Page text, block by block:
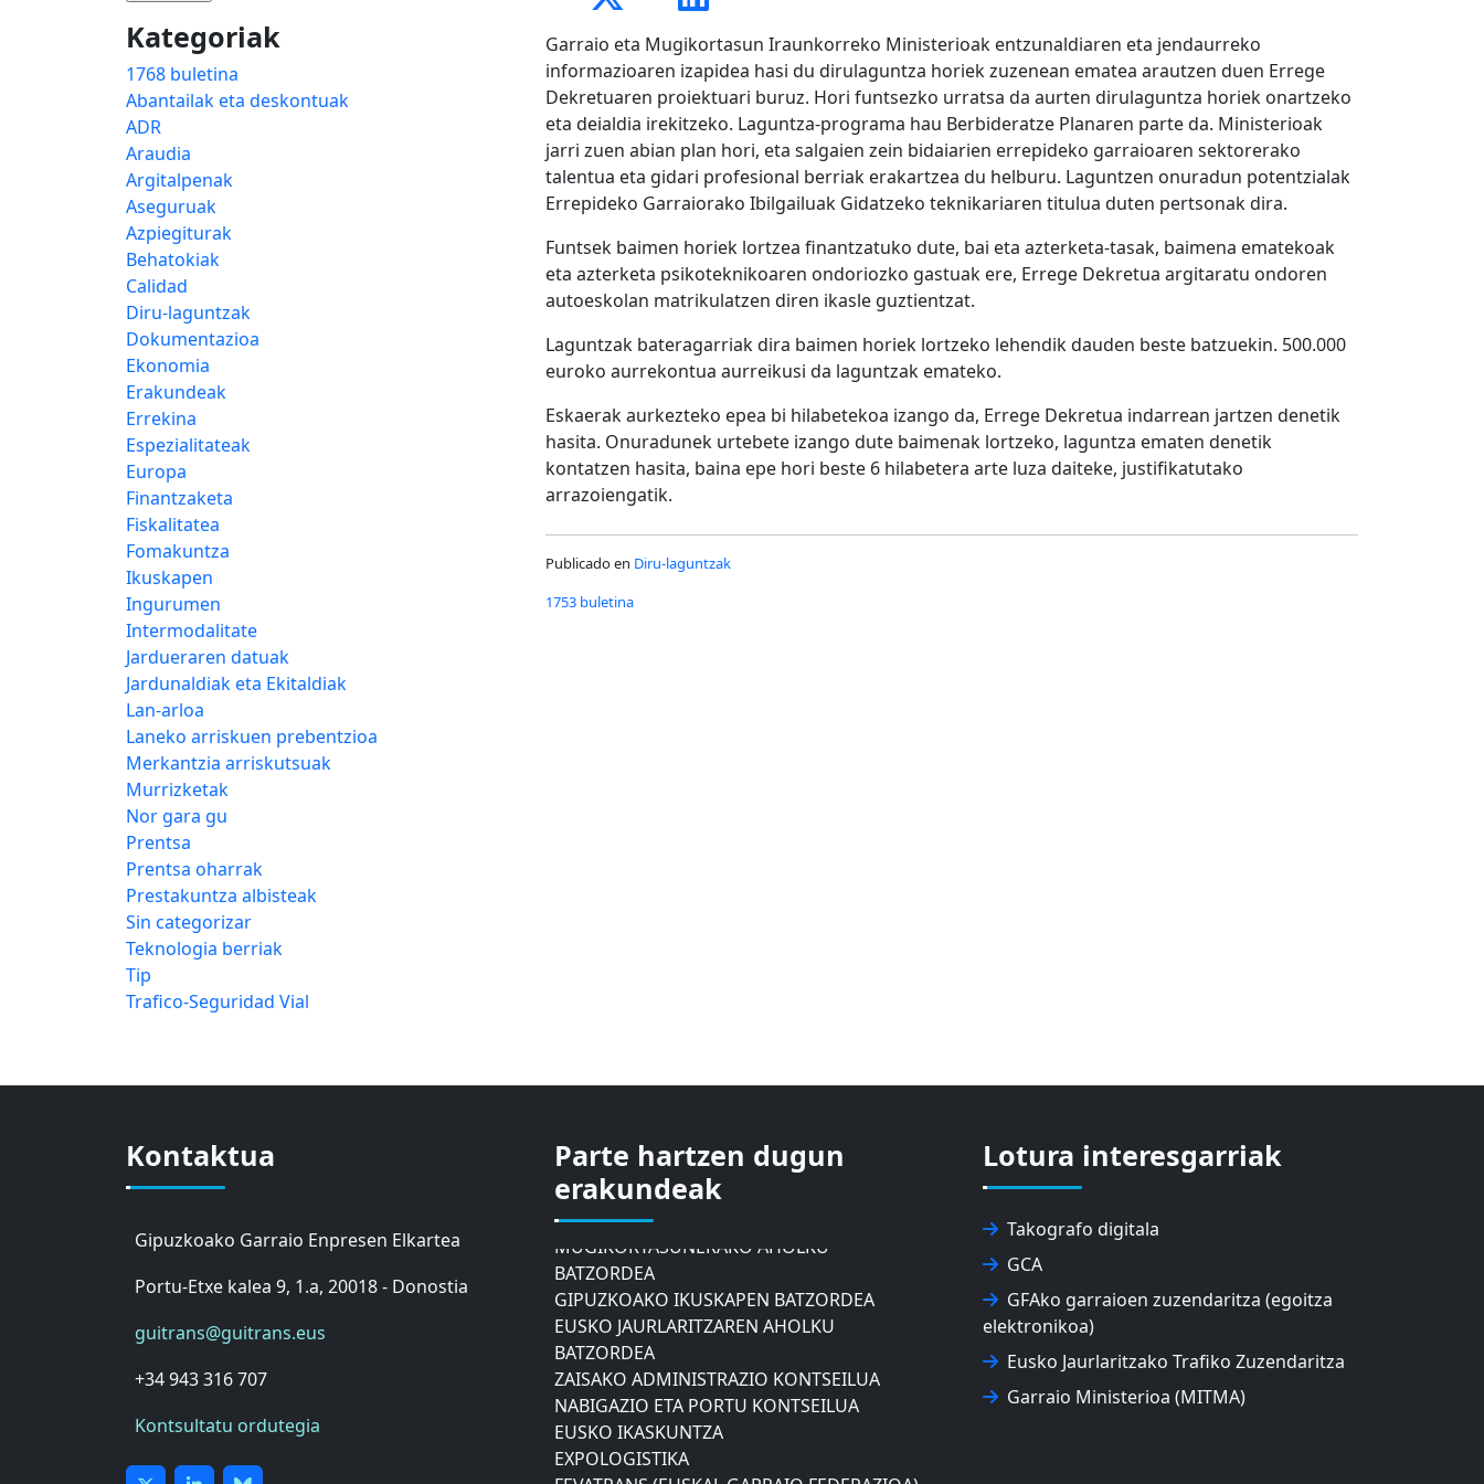
Garraio eta Mugikortasun Iraunkorreko Ministerioak entzunaldiaren eta jendaurreko
informazioaren izapidea hasi du dirulaguntza horiek zuzenean ematea arautzen duen Errege
Dekretuaren proiektuari buruz. Hori funtsezko urratsa da aurten dirulaguntza horiek onartzeko
eta deialdia irekitzeko. Laguntza-programa hau Berbideratze Planaren parte da. Ministerioak
jarri zuen abian plan hori, eta salgaien zein bidaiarien errepideko garraioaren sektorerako
talentua eta gidari profesional berriak erakartzea du helburu. Laguntzen onuradun potentzialak
Errepideko Garraiorako Ibilgailuak Gidatzeko teknikariaren titulua duten pertsonak dira.
Funtsek baimen horiek lortzea finantzatuko dute, bai eta azterketa-tasak, baimena ematekoak
eta azterketa psikoteknikoaren ondoriozko gastuak ere, Errege Dekretua argitaratu ondoren
autoeskolan matrikulatzen diren ikasle guztientzat.
Laguntzak bateragarriak dira baimen horiek lortzeko lehendik dauden beste batzuekin. 500.000
euroko aurrekontua aurreikusi da laguntzak emateko.
Eskaerak aurkezteko epea bi hilabetekoa izango da, Errege Dekretua indarrean jartzen denetik
hasita. Onuradunek urtebete izango dute baimenak lortzeko, laguntza ematen denetik
kontatzen hasita, baina epe hori beste 6 hilabetera arte luza daiteke, justifikatutako
arrazoiengatik.
Publicado en Diru-laguntzak
1753 buletina
Kategoriak
1768 buletina
Abantailak eta deskontuak
ADR
Araudia
Argitalpenak
Aseguruak
Azpiegiturak
Behatokiak
Calidad
Diru-laguntzak
Dokumentazioa
Ekonomia
Erakundeak
Errekina
Espezialitateak
Europa
Finantzaketa
Fiskalitatea
Fomakuntza
Ikuskapen
Ingurumen
Intermodalitate
Jardueraren datuak
Jardunaldiak eta Ekitaldiak
Lan-arloa
Laneko arriskuen prebentzioa
Merkantzia arriskutsuak
Murrizketak
Nor gara gu
Prentsa
Prentsa oharrak
Prestakuntza albisteak
Sin categorizar
Teknologia berriak
Tip
Trafico-Seguridad Vial
Kontaktua
Gipuzkoako Garraio Enpresen Elkartea
Portu-Etxe kalea 9, 1.a, 20018 - Donostia
guitrans@guitrans.eus
+34 943 316 707
Kontsultatu ordutegia
Parte hartzen dugun
erakundeak
ASTIC
GIPUZKOAKO MERKATARITZA GANBERA
BATZORDEA
GIPUZKOAKO IKUSKAPEN BATZORDEA
EUSKO JAURLARITZAREN AHOLKU
BATZORDEA
ZAISAKO ADMINISTRAZIO KONTSEILUA
NABIGAZIO ETA PORTU KONTSEILUA
EUSKO IKASKUNTZA
EXPOLOGISTIKA
FEVATRANS (EUSKAL GARRAIO FEDERAZIOA)
Lotura interesgarriak
Takografo digitala
GCA
GFAko garraioen zuzendaritza (egoitza
elektronikoa)
Eusko Jaurlaritzako Trafiko Zuzendaritza
Garraio Ministerioa (MITMA)